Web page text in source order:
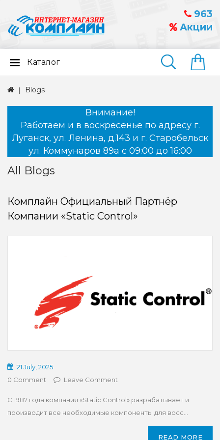
963
Акции
Найти
Каталог
Blogs
Внимание!
Работаем и в воскресенье по адресу г.
Луганск, ул. Ленина, д.143 и г. Старобельск
ул. Коммунаров 89а с 09:00 до 16:00
All Blogs
Комплайн Официальный Партнёр
Компании «Static Control»
21 July, 2025
0 Comment
Leave Comment
С 1987 года компания «Static Control» разрабатывает и
производит все необходимые компоненты для восс...
READ MORE